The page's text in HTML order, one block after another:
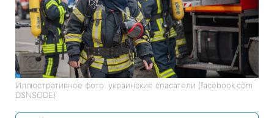
Иллюстративное фото: украинские спасатели (facebook.com
DSNSODE)